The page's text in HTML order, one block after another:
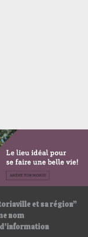
et sa région”
nom